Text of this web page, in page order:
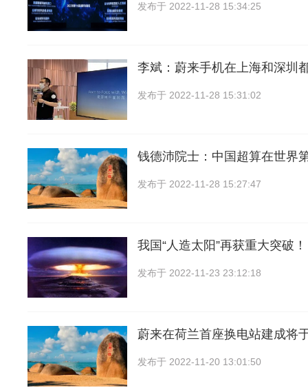
发布于 2022-11-28 15:34:25
李斌：蔚来手机在上海和深圳
发布于 2022-11-28 15:31:02
钱德沛院士：中国超算在世界
发布于 2022-11-28 15:27:47
我国“人造太阳”再获重大突破！
发布于 2022-11-23 23:12:18
蔚来在荷兰首座换电站建成将
发布于 2022-11-20 13:01:50